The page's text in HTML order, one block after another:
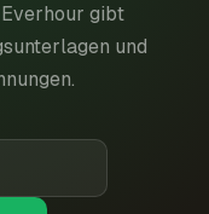
gibt
und